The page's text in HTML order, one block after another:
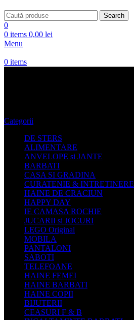
Search
0
0 items 0,00 lei
Menu
0 items
Categorii
DE STERS
ALIMENTARE
ANVELOPE si JANTE
BARBATI
CASA SI GRADINA
CURATENIE & INTRETINERE
HAINE DE CRACIUN
HAPPY DAY
IE CAMASA ROCHIE
JUCARII si JOCURI
LEGO Original
MOBILA
PANTALONI
SABOTI
TELEFOANE
HAINE FEMEI
HAINE BARBATI
HAINE COPII
BIJUTERII
CEASURI F & B